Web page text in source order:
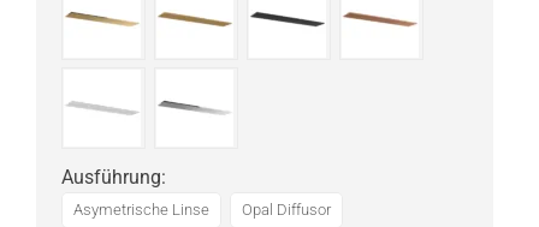
Ausführung:
Asymetrische Linse Opal Diffusor